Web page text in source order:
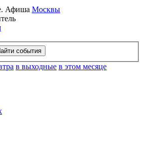
Афиша Москвы
в выходные в этом месяце